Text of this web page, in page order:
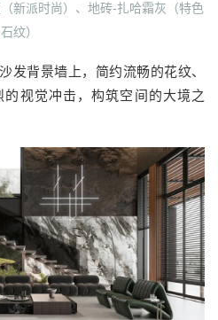
新派时尚）、地砖-扎哈霜灰（特色
石纹）
发背景墙上，简约流畅的花纹、
视觉冲击，构筑空间的大境之